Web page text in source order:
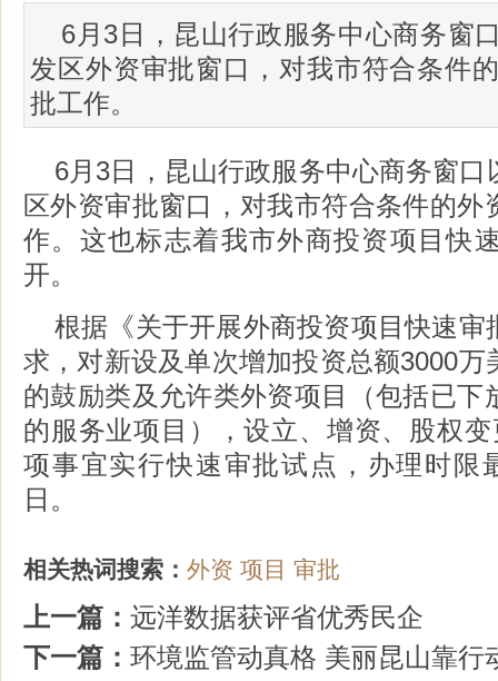
6月3日，昆山行政服务中心商务窗
发区外资审批窗口，对我市符合条件
批工作。
6月3日，昆山行政服务中心商务窗
区外资审批窗口，对我市符合条件的外
作。这也标志着我市外商投资项目快
开。
根据《关于开展外商投资项目快速审
求，对新设及单次增加投资总额3000万
的鼓励类及允许类外资项目（包括已下
的服务业项目），设立、增资、股权
项事宜实行快速审批试点，办理时限
日。
相关热词搜索： 外资 项目 审批
上一篇： 远洋数据获评省优秀民企
下一篇： 环境监管动真格 美丽昆山靠行